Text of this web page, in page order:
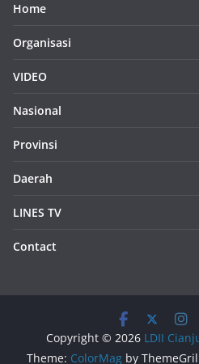
Home
Organisasi
VIDEO
Nasional
Provinsi
Daerah
LINES TV
Contact
Copyright © 2026 LDII
Theme: ColorMag by